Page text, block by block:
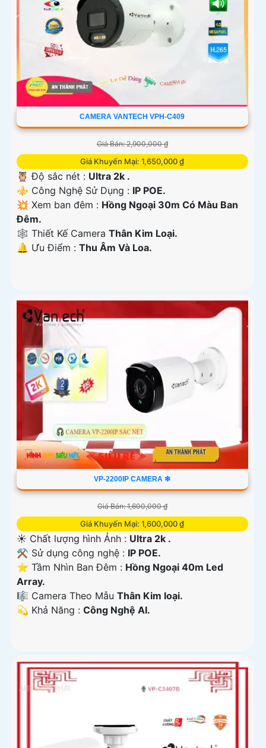
CAMERA VANTECH VPH-C409
Giá Bán: 2,900,000 ₫
Giá Khuyến Mại: 1,650,000 ₫
🦉 Độ sắc nét : Ultra 2k .
⚜️ Công Nghệ Sử Dụng : IP POE.
💥 Xem ban đêm : Hồng Ngoại 30m Có Màu Ban
Đêm.
🕸️ Thiết Kế Camera Thân Kim Loại.
️🔔 Ưu Điểm : Thu Âm Và Loa.
VP-2200IP CAMERA ❇
Giá Bán: 1,600,000 ₫
Giá Khuyến Mại: 1,600,000 ₫
☀️ Chất lượng hình Ảnh : Ultra 2k .
⚒ Sử dụng công nghệ : IP POE.
⭐ Tầm Nhìn Ban Đêm : Hồng Ngoại 40m Led
Array.
🎼️ Camera Theo Mẫu Thân Kim loại.
️💫 Khả Năng : Công Nghệ AI.